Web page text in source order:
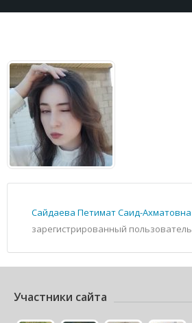
Сайдаева Петимат Саид-Ахматовна
зарегистрированный пользователь
Участники сайта